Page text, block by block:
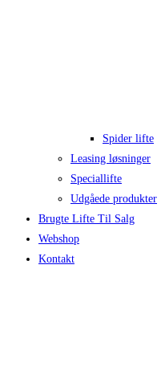
Spider lifte
Leasing løsninger
Speciallifte
Udgåede produkter
Brugte Lifte Til Salg
Webshop
Kontakt